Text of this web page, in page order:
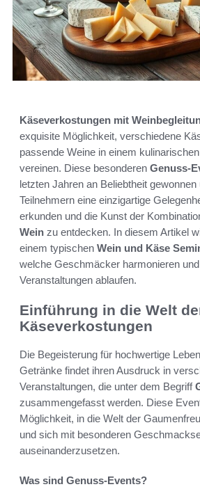
Käseverkostungen mit
exquisite Möglichkeit, verschiedene
passende Weine in einem
vereinen. Diese besonderen Genuss-
letzten Jahren an Beliebtheit gewonnen
Teilnehmern eine einzigartige
erkunden und die Kunst der
Wein zu entdecken. In diesem Artikel
einem typischen Wein und Käse
welche Geschmäcker harmonieren
Veranstaltungen ablaufen.
Einführung in die Welt
Käseverkostungen
Die Begeisterung für hochwertige
Getränke findet ihren Ausdruck in
Veranstaltungen, die unter dem Begriff
zusammengefasst werden. Diese
Möglichkeit, in die Welt der
und sich mit besonderen
auseinanderzusetzen.
Was sind Genuss-Events?